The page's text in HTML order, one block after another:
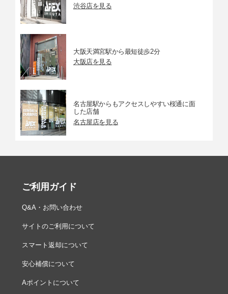
渋谷店を見る
大阪天満宮駅から最短徒歩2分
大阪店を見る
名古屋駅からもアクセスしやすい桜通に面
した店舗
名古屋店を見る
ご利用ガイド
Q&A・お問い合わせ
サイトのご利用について
スマート返却について
安心補償について
Aポイントについて